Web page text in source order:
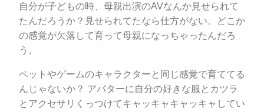
自分が子どもの時、母親出演のAVなんか見せられて
たんだろうか？見せられてたなら仕方がない。どこか
の感覚が欠落して育って母親になっちゃったんだろ
う。
ペットやゲームのキャラクターと同じ感覚で育ててる
んじゃないか？ アバターに自分の好きな服とカツラ
とアクセサリくっつけてキャッキャキャッキャしてい